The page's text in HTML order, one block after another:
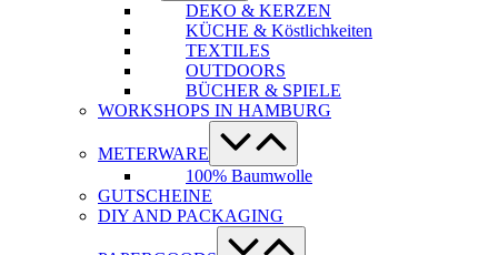
DEKO & KERZEN
KÜCHE & Köstlichkeiten
TEXTILES
OUTDOORS
BÜCHER & SPIELE
WORKSHOPS IN HAMBURG
METERWARE
Menü-
Schalter
100% Baumwolle
GUTSCHEINE
DIY AND PACKAGING
Menü-